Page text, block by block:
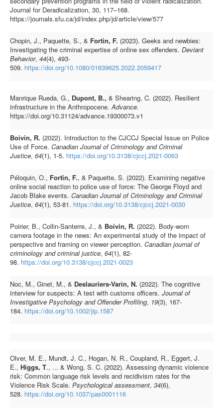
Journal for Deradicalization, 30, 117–168.
https://journals.sfu.ca/jd/index.php/jd/article/view/577
Chopin, J., Paquette, S., & Fortin, F. (2023). Geeks and newbies:
Investigating the criminal expertise of online sex offenders. Deviant
Behavior, 44(4), 493-
509. https://doi.org/10.1080/01639625.2022.2059417
Manrique Rueda, G., Dupont, B., & Shearing, C. (2022). Resilient
infrastructure in the Anthropocene.Advance.
https://doi.org/10.31124/advance.19300073.v1
Boivin, R. (2022). Introduction to the CJCCJ Special Issue on Police
Use of Force. Canadian Journal of Criminology and Criminal
Justice, 64(1), 1-5. https://doi.org/10.3138/cjccj.2021-0063
Péloquin, O., Fortin, F., & Paquette, S. (2022). Examining negative
online social reaction to police use of force: The George Floyd and
Jacob Blake events. Canadian Journal of Criminology and Criminal
Justice, 64(1), 53-81. https://doi.org/10.3138/cjccj.2021-0030
Poirier, B., Collin-Santerre, J., & Boivin, R. (2022). Body-worn
camera footage in the news: An experimental study of the impact of
perspective and framing on viewer perception. Canadian journal of
criminology and criminal justice, 64(1), 82-
98. https://doi.org/10.3138/cjccj.2021-0023
Noc, M., Ginet, M., & Deslauriers‐Varin, N. (2022). The cognitive
interview for suspects: A test with customs officers. Journal of
Investigative Psychology and Offender Profiling, 19(3), 167-
184. https://doi.org/10.1002/jip.1587
Olver, M. E., Mundt, J. C., Hogan, N. R., Coupland, R., Eggert, J.
E., Higgs, T., ... & Wong, S. C. (2022). Assessing dynamic violence
risk: Common language risk levels and recidivism rates for the
Violence Risk Scale. Psychological assessment, 34(6),
528. https://doi.org/10.1037/pas0001116